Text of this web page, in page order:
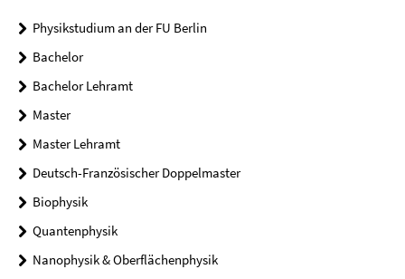
Physikstudium an der FU Berlin
Bachelor
Bachelor Lehramt
Master
Master Lehramt
Deutsch-Französischer Doppelmaster
Biophysik
Quantenphysik
Nanophysik & Oberflächenphysik